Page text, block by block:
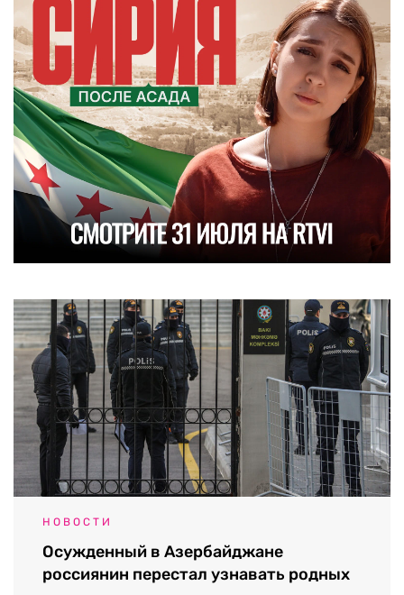
НОВОСТИ
Осужденный в Азербайджане
россиянин перестал узнавать родных